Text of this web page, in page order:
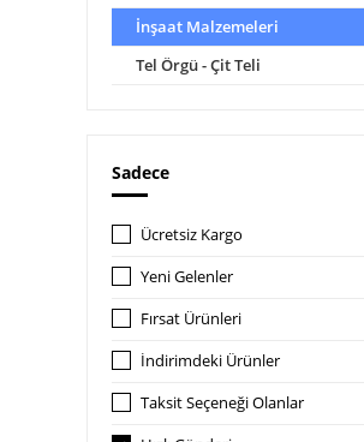
İnşaat Malzemeleri
Tel Örgü - Çit Teli
Sadece
Ücretsiz Kargo
Yeni Gelenler
Fırsat Ürünleri
İndirimdeki Ürünler
Taksit Seçeneği Olanlar